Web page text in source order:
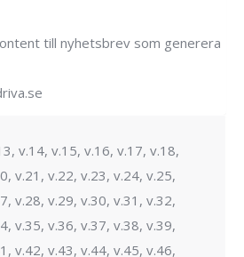
till nyhetsbrev som generera
v.14, v.15, v.16, v.17, v.18,
v.21, v.22, v.23, v.24, v.25,
v.28, v.29, v.30, v.31, v.32,
v.35, v.36, v.37, v.38, v.39,
v.42, v.43, v.44, v.45, v.46,